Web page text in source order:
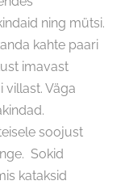
ning mütsi.
kahte paari
imavast
villast. Väga
soojust
Sokid
kataksid